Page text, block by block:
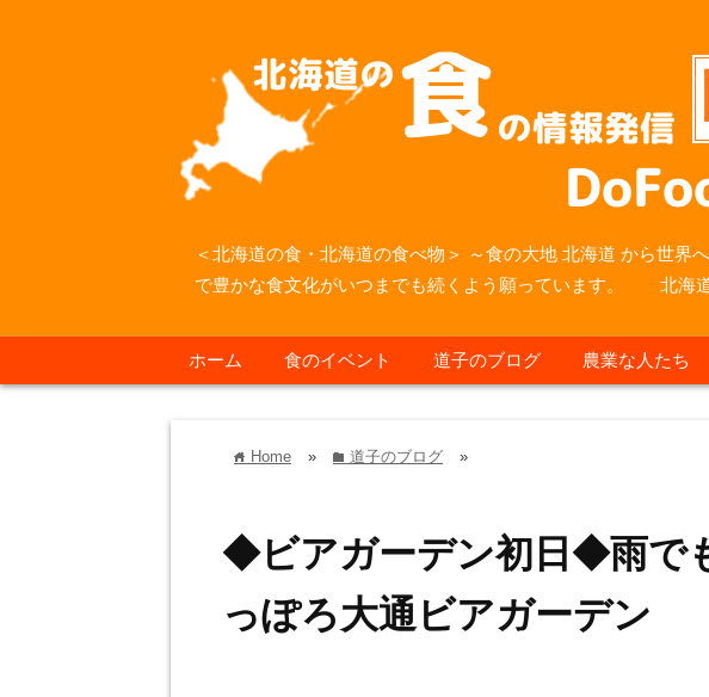
＜北海道の食・北海道の食べ物＞ ～食の大地 北海道 から世
で豊かな食文化がいつまでも続くよう願っています。 北海
ホーム 食のイベント 道子のブログ 農業な人たち
home Home » folder 道子のブログ »
◆ビアガーデン初日◆雨で
っぽろ大通ビアガーデン